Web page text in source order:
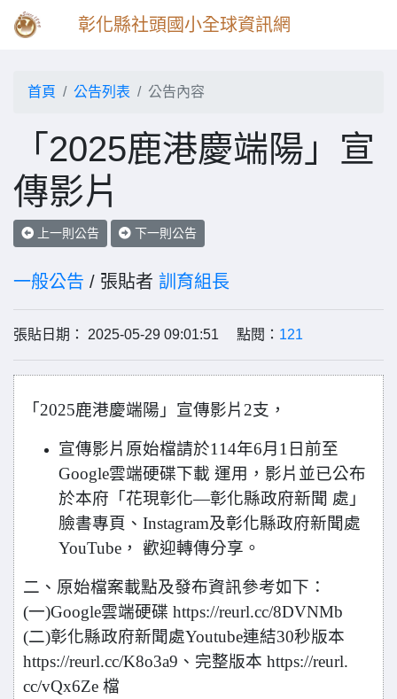
彰化縣社頭國小全球資訊網
首頁 公告列表 公告內容
「2025鹿港慶端陽」宣
傳影片
上一則公告 下一則公告
一般公告 / 張貼者 訓育組長
張貼日期： 2025-05-29 09:01:51 點閱： 121
「2025鹿港慶端陽」宣傳影片2支，
宣傳影片原始檔請於114年6月1日前至
Google雲端硬碟下載 運用，影片並已公布
於本府「花現彰化—彰化縣政府新聞 處」
臉書專頁、Instagram及彰化縣政府新聞處
YouTube， 歡迎轉傳分享。
二、原始檔案載點及發布資訊參考如下：
(一)Google雲端硬碟 https://reurl.cc/8DVNMb
(二)彰化縣政府新聞處Youtube連結30秒版本
https://reurl.cc/K8o3a9、完整版本 https://reurl.
cc/vQx6Ze 檔